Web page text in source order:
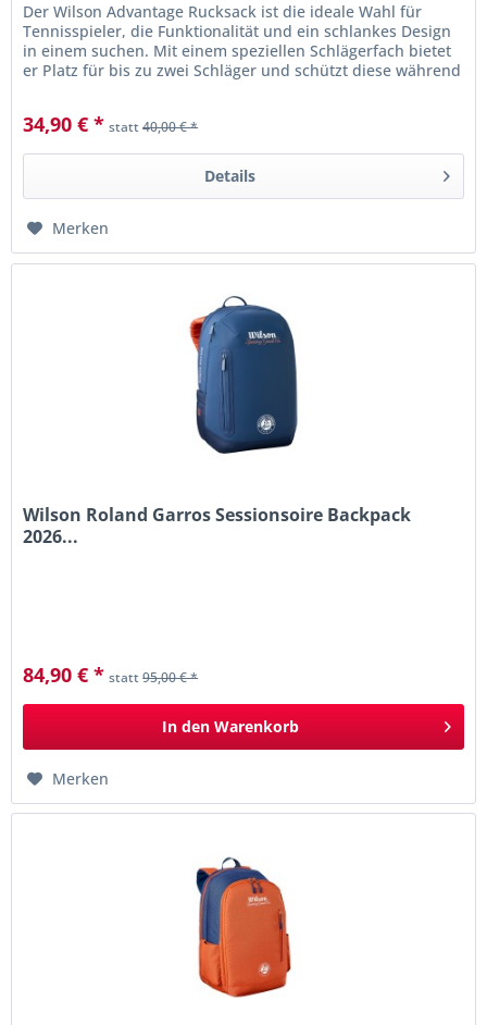
Der Wilson Advantage Rucksack ist die ideale Wahl für
Tennisspieler, die Funktionalität und ein schlankes Design
in einem suchen. Mit einem speziellen Schlägerfach bietet
er Platz für bis zu zwei Schläger und schützt diese während
34,90 € * statt40,00 € *
Details
Merken
Wilson Roland Garros Sessionsoire Backpack
2026...
84,90 € * statt95,00 € *
In den Warenkorb
Merken